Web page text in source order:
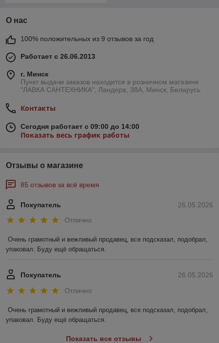
О нас
100% положительных из 9 отзывов за год
Работает с 26.06.2013
г. Минск
Пункт выдачи заказов находится в розничном магазине
"ЛАВКА САНТЕХНИКА", Ландера, 38А, Минск, Беларусь
Контакты
Сегодня работает с 09:00 до 14:00
Показать весь график работы
Отзывы о магазине
85 отзывов за всё время
26.05.2026
Покупатель
Отлично
Очень грамотный и вежливый продавец, все подсказал, подобрал,
упаковал. Буду ещё обращаться.
26.05.2026
Покупатель
Отлично
Очень грамотный и вежливый продавец, все подсказал, подобрал,
упаковал. Буду ещё обращаться.
Показать все отзывы